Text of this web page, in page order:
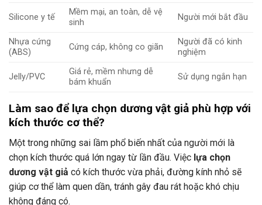
Silicone y tế
Mềm mại, an toàn, dễ vệ
sinh
Người mới bắt đầu
Nhựa cứng
(ABS)
Cứng cáp, không co giãn
Người đã có kinh
nghiệm
Jelly/PVC
Giá rẻ, mềm nhưng dễ
bám khuẩn
Sử dụng ngắn hạn
Làm sao để lựa chọn dương vật giả phù hợp với
kích thước cơ thể?
Một trong những sai lầm phổ biến nhất của người mới là
chọn kích thước quá lớn ngay từ lần đầu. Việc lựa chọn
dương vật giả có kích thước vừa phải, đường kính nhỏ sẽ
giúp cơ thể làm quen dần, tránh gây đau rát hoặc khó chịu
không đáng có.